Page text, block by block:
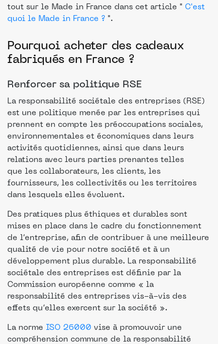
tout sur le Made in France dans cet article " C'est
quoi le Made in France ? ".
Pourquoi acheter des cadeaux
fabriqués en France ?
Renforcer sa politique RSE
La responsabilité sociétale des entreprises (RSE)
est une politique menée par les entreprises qui
prennent en compte les préoccupations sociales,
environnementales et économiques dans leurs
activités quotidiennes, ainsi que dans leurs
relations avec leurs parties prenantes telles
que les collaborateurs, les clients, les
fournisseurs, les collectivités ou les territoires
dans lesquels elles évoluent.
Des pratiques plus éthiques et durables sont
mises en place dans le cadre du fonctionnement
de l’entreprise, afin de contribuer à une meilleure
qualité de vie pour notre société et à un
développement plus durable. La responsabilité
sociétale des entreprises est définie par la
Commission européenne comme « la
responsabilité des entreprises vis-à-vis des
effets qu’elles exercent sur la société ».
La norme ISO 26000 vise à promouvoir une
compréhension commune de la responsabilité